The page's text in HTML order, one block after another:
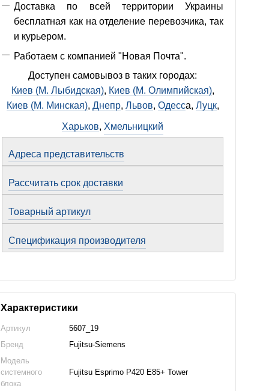
Доставка по всей территории Украины
бесплатная как на отделение перевозчика, так
и курьером.
Работаем с компанией "Новая Почта".
Доступен самовывоз в таких городах:
Киев (М. Лыбидская), Киев (М. Олимпийская),
Киев (М. Минская), Днепр, Львов, Одесса, Луцк,
Харьков, Хмельницкий
Адреса представительств
Рассчитать срок доставки
Товарный артикул
Спецификация производителя
Характеристики
Артикул
5607_19
Бренд
Fujitsu-Siemens
Модель
системного
блока
Fujitsu Esprimo P420 E85+ Tower